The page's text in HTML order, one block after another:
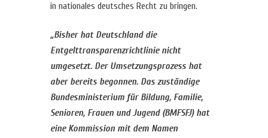
in nationales deutsches Recht zu bringen.
„Bisher hat Deutschland die
Entgelttransparenzrichtlinie nicht
umgesetzt. Der Umsetzungsprozess hat
aber bereits begonnen. Das zuständige
Bundesministerium für Bildung, Familie,
Senioren, Frauen und Jugend (BMFSFJ) hat
eine Kommission mit dem Namen